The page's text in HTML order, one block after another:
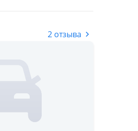
2 отзыва